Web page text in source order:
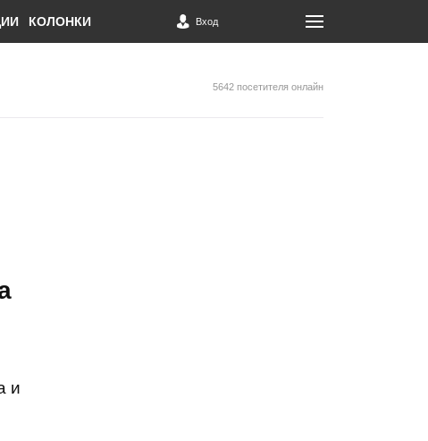
КОЛОНКИ Вход
5642 посетителя онлайн
и